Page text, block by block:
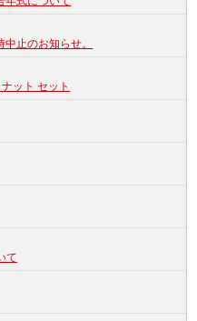
止のお知らせ。
ット セット
て